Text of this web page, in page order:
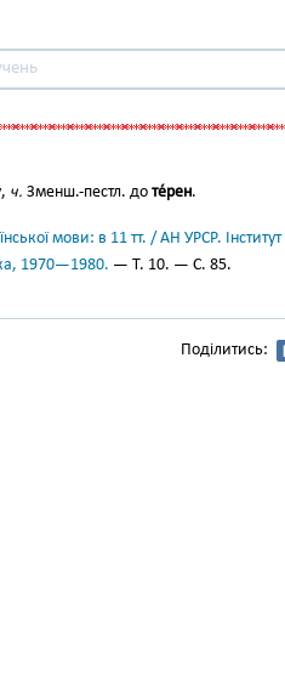
ч. Зменш.-пестл. до те́рен.
мови: в 11 тт. / АН УРСР.
1970—1980. — Т. 10. — С. 85.
Поділитись: